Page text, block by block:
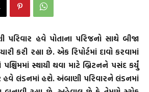
પરિવાર હવે પોતાના પરિજનો સાથે બીજા
કરી રહ્યા છે. એક રિપોર્ટમાં દાવો કરવામાં
સ્થાયી થવા માટે બ્રિટનને પસંદ કર્યું
લંડનમાં હશે. અંબાણી પરિવારને લંડનમાં